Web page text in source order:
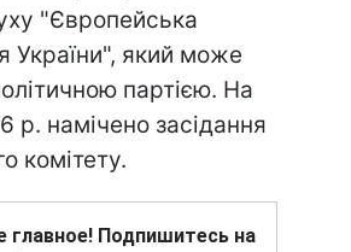
"Європейська
України", який може
партією. На
р. намічено засідання
комітету.
главное! Подпишитесь на